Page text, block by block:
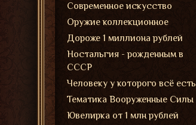
Современное искусство
Оружие коллекционное
Дороже 1 миллиона рублей
Ностальгия - рожденным в
СССР
Человеку у которого всё есть
Тематика Вооруженные Силы
Ювелирка от 1 млн рублей